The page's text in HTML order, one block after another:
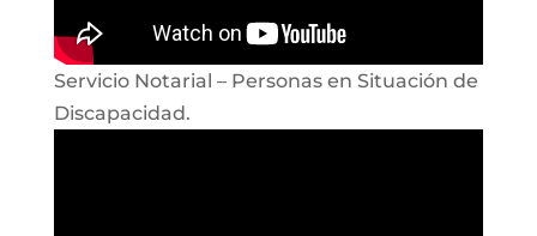
Servicio Notarial – Personas en Situación de
Discapacidad.